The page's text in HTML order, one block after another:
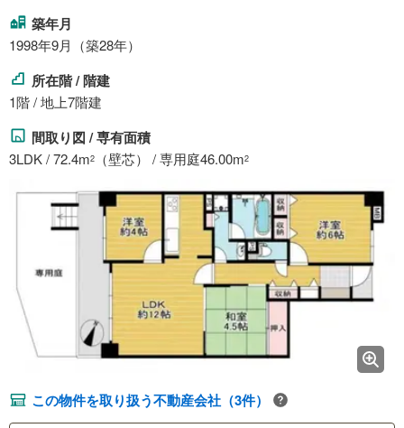
築年月
1998年9月（築28年）
所在階 / 階建
1階 / 地上7階建
間取り図 / 専有面積
3LDK / 72.4m2 （壁芯） / 専用庭46.00m2
この物件を取り扱う不動産会社（3件）